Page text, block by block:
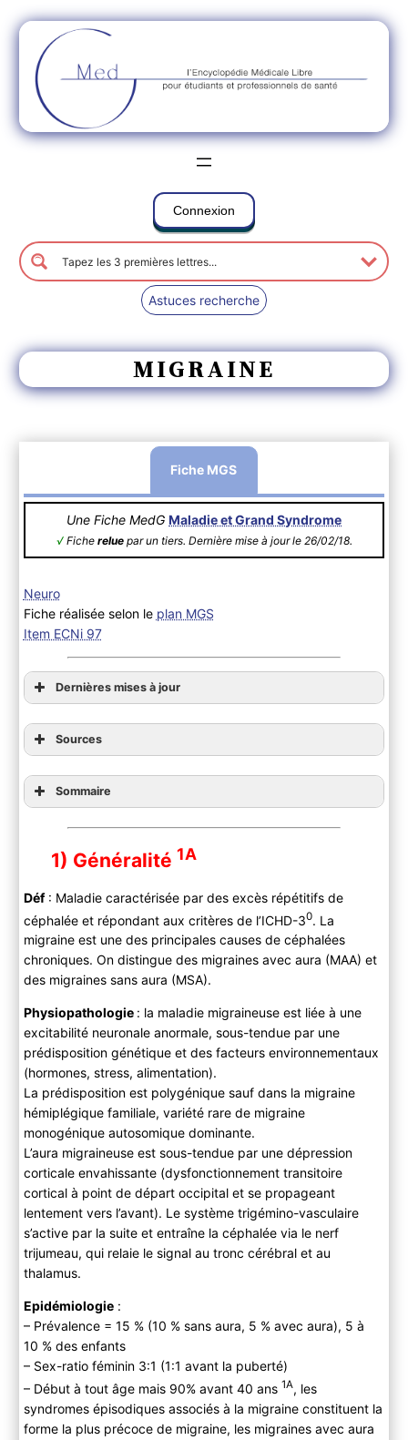
Connexion
Astuces recherche
MIGRAINE
Fiche MGS
Une Fiche MedG Maladie et Grand Syndrome
√Fiche reluepar un tiers. Dernière mise à jour le 26/02/18.
Neuro
Fiche réalisée selon le plan MGS
Item ECNi 97
Dernières mises à jour
Sources
Sommaire
1) Généralité 1A
Déf: Maladie caractérisée par des excès répétitifs de
céphalée et répondant aux critères de l’ICHD-30. La
migraine est une des principales causes de céphalées
chroniques. On distingue des migraines avec aura (MAA) et
des migraines sans aura (MSA).
Physiopathologie : la maladie migraineuse est liée à une
excitabilité neuronale anormale, sous-tendue par une
prédisposition génétique et des facteurs environnementaux
(hormones, stress, alimentation).
La prédisposition est polygénique sauf dans la migraine
hémiplégique familiale, variété rare de migraine
monogénique autosomique dominante.
L’aura migraineuse est sous-tendue par une dépression
corticale envahissante (dysfonctionnement transitoire
cortical à point de départ occipital et se propageant
lentement vers l’avant). Le système trigémino-vasculaire
s’active par la suite et entraîne la céphalée via le nerf
trijumeau, qui relaie le signal au tronc cérébral et au
thalamus.
Epidémiologie:
– Prévalence = 15 % (10 % sans aura, 5 % avec aura), 5 à
10 % des enfants
– Sex-ratio féminin 3:1 (1:1 avant la puberté)
– Début à tout âge mais 90% avant 40 ans 1A, les
syndromes épisodiques associés à la migraine constituent la
forme la plus précoce de migraine, les migraines avec aura